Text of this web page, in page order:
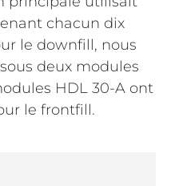
chacun dix
le downfill, nous
deux modules
HDL 30-A ont
le frontfill.